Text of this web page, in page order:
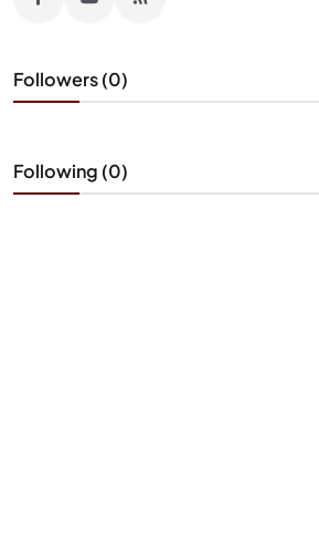
Followers (0)
Following (0)